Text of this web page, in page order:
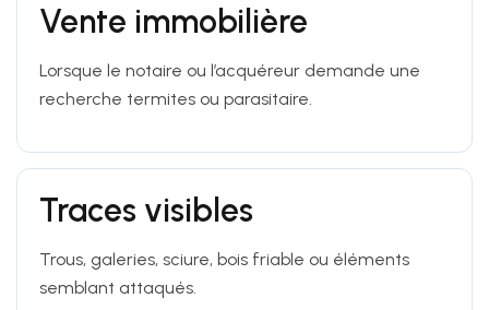
Vente immobilière
Lorsque le notaire ou l’acquéreur demande une
recherche termites ou parasitaire.
Traces visibles
Trous, galeries, sciure, bois friable ou éléments
semblant attaqués.